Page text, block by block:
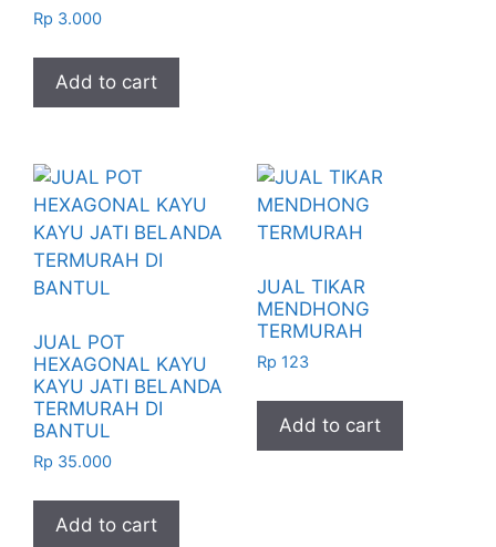
Rp 3.000
Add to cart
JUAL POT
HEXAGONAL KAYU
KAYU JATI BELANDA
TERMURAH DI
BANTUL
Rp 35.000
Add to cart
JUAL TIKAR
MENDHONG
TERMURAH
Rp 123
Add to cart